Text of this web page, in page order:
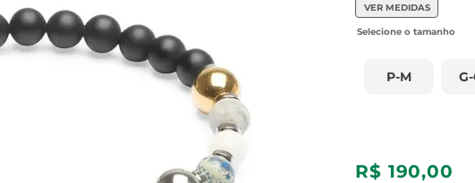
VER MEDIDAS
P-M
R$ 190,00